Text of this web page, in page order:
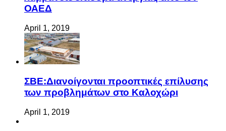
ΟΑΕΔ
April 1, 2019
ΣΒΕ:Διανοίγονται προοπτικές επίλυσης
των προβλημάτων στο Καλοχώρι
April 1, 2019